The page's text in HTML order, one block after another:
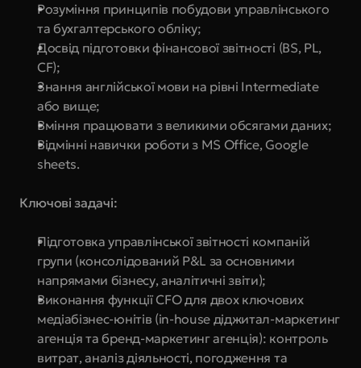
Розуміння принципів побудови управлінського
та бухгалтерського обліку;
Досвід підготовки фінансової звітності (BS, PL,
CF);
Знання англійської мови на рівні Intermediate
або вище;
Вміння працювати з великими обсягами даних;
Відмінні навички роботи з MS Office, Google
sheets.
Ключові задачі:
Підготовка управлінської звітності компаній
групи (консолідований P&L за основними
напрямами бізнесу, аналітичні звіти);
Виконання функції СFO для двох ключових
медіабізнес-юнітів (in-house діджитал-маркетинг
агенція та бренд-маркетинг агенція): контроль
витрат, аналіз діяльності, погодження та